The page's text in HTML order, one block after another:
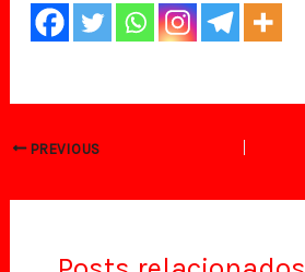
PREVIOUS